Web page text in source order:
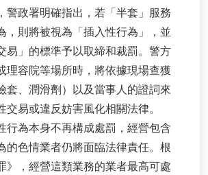
警政署明確指出，若「半套」服務
，則將被視為「插入性行為」，並
易」的標準予以取締和裁罰。警方
理容院等場所時，將依據現場查獲
套、潤滑劑）以及當事人的證詞來
交易或違反妨害風化相關法律。
行為本身不再構成處罰，經營包含
的色情業者仍將面臨法律責任。根
》，經營這類業務的業者最高可處